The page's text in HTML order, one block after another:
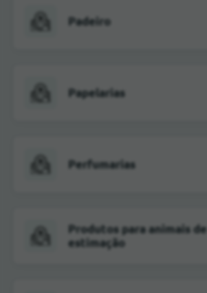
Padeiro
Papelarias
Perfumarias
Produtos para animais de
estimação